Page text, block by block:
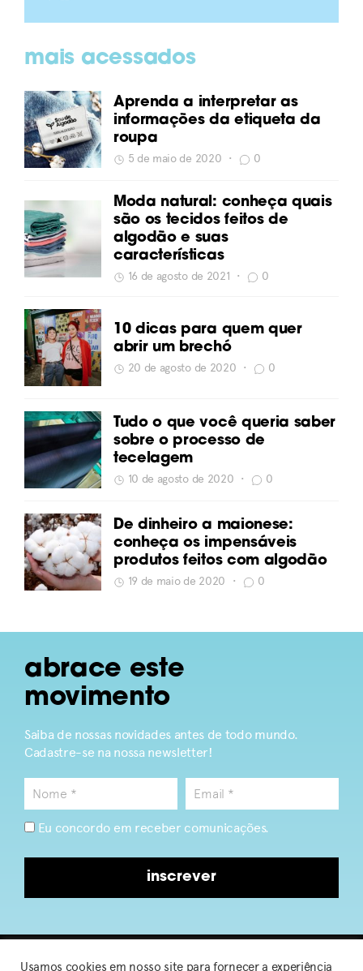
mais acessados
Aprenda a interpretar as
informações da etiqueta da
roupa
5 de maio de 2020 • 0
Moda natural: conheça quais
são os tecidos feitos de
algodão e suas
características
16 de agosto de 2021 • 0
10 dicas para quem quer
abrir um brechó
20 de agosto de 2020 • 0
Tudo o que você queria saber
sobre o processo de
tecelagem
10 de agosto de 2020 • 0
De dinheiro a maionese:
conheça os impensáveis
produtos feitos com algodão
19 de maio de 2020 • 0
abrace este
movimento
Saiba de nossas novidades antes de todo mundo.
Cadastre-se na nossa newsletter!
Eu concordo em receber comunicações.
inscrever
Usamos cookies em nosso site para fornecer a experiência